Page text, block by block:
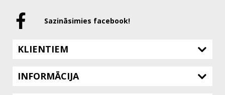
Sazināsimies facebook!
KLIENTIEM
INFORMĀCIJA